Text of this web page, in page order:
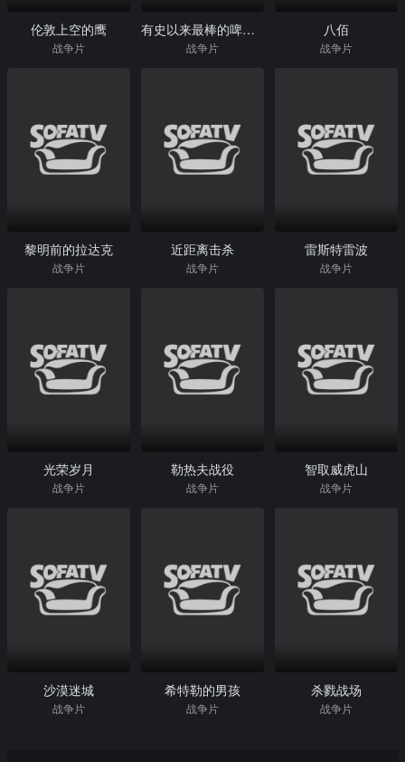
伦敦上空的鹰
战争片
有史以来最棒的啤酒运送
战争片
八佰
战争片
黎明前的拉达克
战争片
近距离击杀
战争片
雷斯特雷波
战争片
光荣岁月
战争片
勒热夫战役
战争片
智取威虎山
战争片
沙漠迷城
战争片
希特勒的男孩
战争片
杀戮战场
战争片